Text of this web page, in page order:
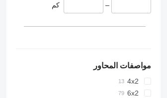
– كم
مواصفات المحاور
4x2
6x2